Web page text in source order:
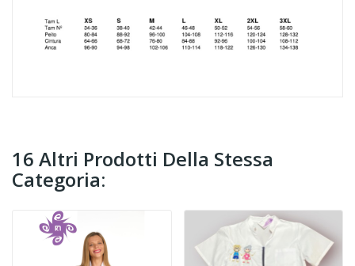
16 Altri Prodotti Della Stessa
Categoria: